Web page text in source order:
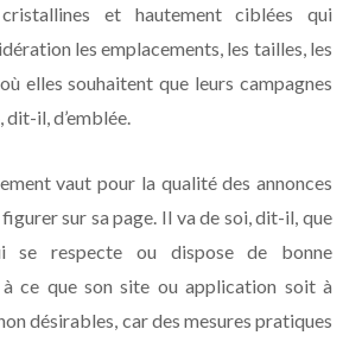
et hautement ciblées qui
les emplacements, les tailles, les
elles souhaitent que leurs campagnes
il, d’emblée.
vaut pour la qualité des annonces
sur sa page. Il va de soi, dit-il, que
se respecte ou dispose de bonne
ce que son site ou application soit à
désirables, car des mesures pratiques